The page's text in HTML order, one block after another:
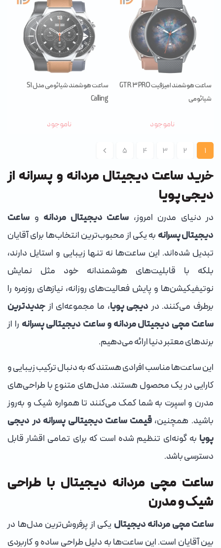
ساعت هوشمند امیزفیت GTR 3 PRO
شیائومی
ناموجود
ساعت هوشمند شیائومی مدل S1
Calling
ناموجود
1
2
3
4
5
خرید ساعت دیجیتال مردانه و پسرانه از
دیجی پویا
در دنیای مدرن امروز، ساعت دیجیتال مردانه و ساعت
دیجیتال پسرانه به یکی از محبوب‌ترین انتخاب‌ها برای آقایان
تبدیل شده‌اند. این ساعت‌ها نه تنها زیبایی و استایل دارند،
بلکه با قابلیت‌های هوشمندانه خود مثل نمایش
نوتیفیکیشن‌ها و پایش فعالیت‌های روزانه، نیازهای روزمره را
برطرف می‌کنند. در دیجی پویا، ما مجموعه‌ای ازجدیدترین
ساعت مچی دیجیتال مردانه و ساعت دیجیتالی پسرانه را از
برندهای معتبر دنیا ارائه می‌دهیم.
این ساعت‌ها مناسب افرادی هستند که به دنبال ترکیب زیبایی و
کارایی در یک محصول هستند. مدل‌های متنوع با طراحی‌های
مدرن و اسپرت به شما کمک می‌کنند تا همواره شیک و به‌روز
باشید. همچنین،قیمت ساعت دیجیتالی پسرانه در دیجی
پویا به گونه‌ای تنظیم شده است که برای تمامی اقشار قابل
دسترسی باشد.
ساعت مچی مردانه دیجیتال با طراحی
شیک و مدرن
ساعت مچی مردانه دیجیتال یکی از پرفروش‌ترین مدل‌ها در
بین آقایان است. این ساعت‌ها به دلیل طراحی ساده و کاربردی